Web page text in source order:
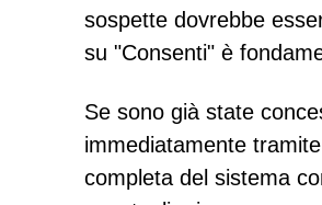
sospette dovrebbe
su "Consenti" è
Se sono già state
immediatamente
completa del sistema